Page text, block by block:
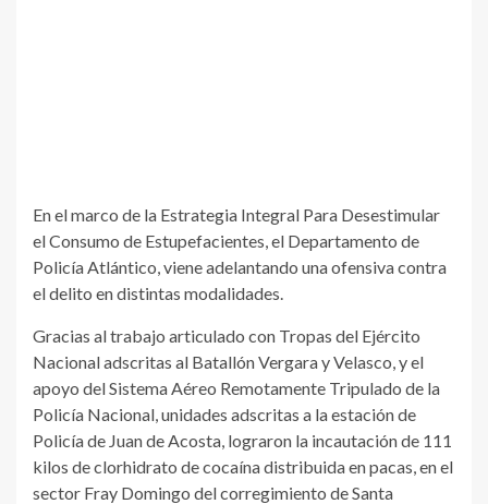
En el marco de la Estrategia Integral Para Desestimular
el Consumo de Estupefacientes, el Departamento de
Policía Atlántico, viene adelantando una ofensiva contra
el delito en distintas modalidades.
Gracias al trabajo articulado con Tropas del Ejército
Nacional adscritas al Batallón Vergara y Velasco, y el
apoyo del Sistema Aéreo Remotamente Tripulado de la
Policía Nacional, unidades adscritas a la estación de
Policía de Juan de Acosta, lograron la incautación de 111
kilos de clorhidrato de cocaína distribuida en pacas, en el
sector Fray Domingo del corregimiento de Santa